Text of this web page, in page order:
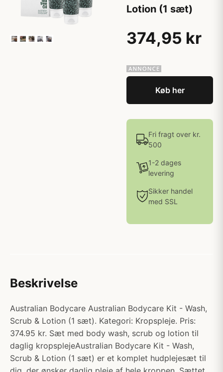
Lotion (1 sæt)
374,95 kr
Køb her
Fri fragt over kr.
500
1-2 dages
levering
Sikker handel
med SSL
Beskrivelse
Australian Bodycare Australian Bodycare Kit - Wash,
Scrub & Lotion (1 sæt). Kategori: Kropspleje. Pris:
374.95 kr. Sæt med body wash, scrub og lotion til
daglig kropsplejeAustralian Bodycare Kit - Wash,
Scrub & Lotion (1 sæt) er et komplet hudplejesæt til